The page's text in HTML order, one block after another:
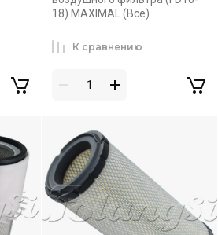
18) MAXIMAL (Все)
К сравнению